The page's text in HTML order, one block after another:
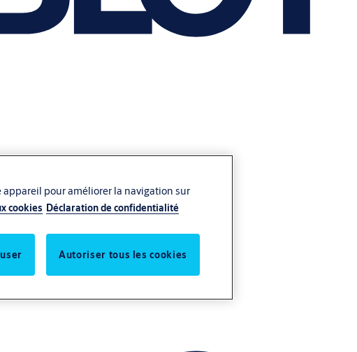
appareil pour améliorer la navigation sur
cookies Déclaration de confidentialité
Autoriser tous les cookies